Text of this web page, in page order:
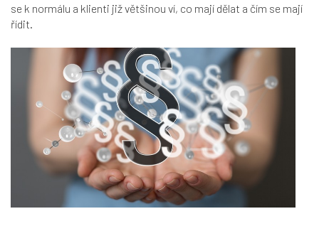
se k normálu a klienti již většinou ví, co mají dělat a čím se mají
řídit.